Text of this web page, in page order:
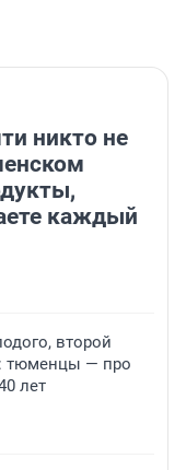
никто не
каждый
второй
тюменцы — про
лет